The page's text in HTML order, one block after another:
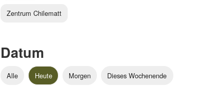
Zentrum Chilematt
Datum
Alle Heute Morgen Dieses Wochenende